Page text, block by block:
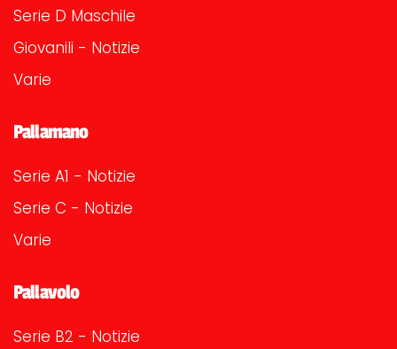
Serie D Maschile
Giovanili - Notizie
Varie
Pallamano
Serie A1 - Notizie
Serie C - Notizie
Varie
Pallavolo
Serie B2 - Notizie